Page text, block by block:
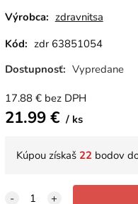
Výrobca: zdravnitsa
Kód: zdr 63851054
Dostupnosť: Vypredane
17.88€ bez DPH
21.99€ ks
Kúpou získaš 22bodov